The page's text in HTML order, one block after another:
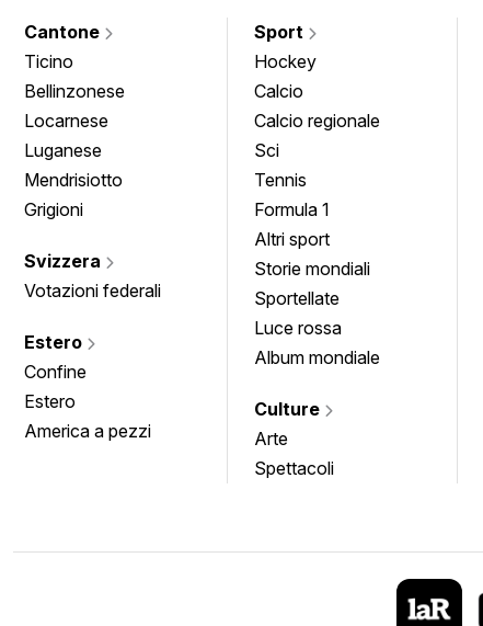
Cantone
Ticino
Bellinzonese
Locarnese
Luganese
Mendrisiotto
Grigioni
Svizzera
Votazioni federali
Estero
Confine
Estero
America a pezzi
Sport
Hockey
Calcio
Calcio regionale
Sci
Tennis
Formula 1
Altri sport
Storie mondiali
Sportellate
Luce rossa
Album mondiale
Culture
Arte
Spettacoli